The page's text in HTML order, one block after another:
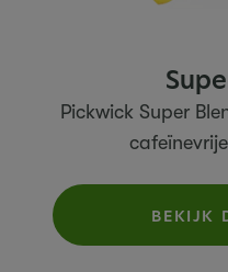
Pickwick Super
BEKIJK